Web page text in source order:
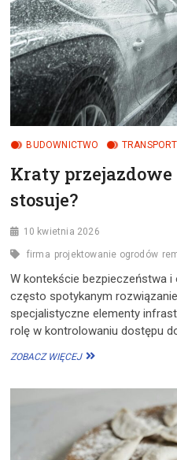
BUDOWNICTWO TRANSPORT
Kraty przejazdowe
stosuje?
10 kwietnia 2026
firma projektowanie ogrodów
W kontekście bezpieczeństwa
często spotykanym
specjalistyczne elementy
rolę w kontrolowaniu dostępu
ZOBACZ WIĘCEJKRATY
PO
CO
SIĘ